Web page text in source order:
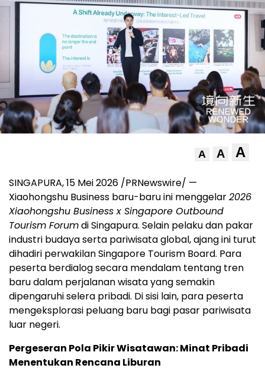
A A A
SINGAPURA, 15 Mei 2026 /PRNewswire/ —
Xiaohongshu Business baru-baru ini menggelar2026
Xiaohongshu Business x Singapore Outbound
Tourism Forumdi Singapura. Selain pelaku dan pakar
industri budaya serta pariwisata global, ajang ini turut
dihadiri perwakilan Singapore Tourism Board. Para
peserta berdialog secara mendalam tentang tren
baru dalam perjalanan wisata yang semakin
dipengaruhi selera pribadi. Di sisi lain, para peserta
mengeksplorasi peluang baru bagi pasar pariwisata
luar negeri.
Pergeseran Pola Pikir Wisatawan: Minat Pribadi
Menentukan Rencana Liburan